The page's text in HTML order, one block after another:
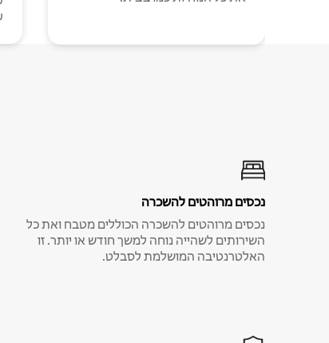
נכסים מרוהטים להשכרה
נכסים מרוהטים להשכרה הכוללים מטבח ואת כל
השירותים לשהייה נוחה למשך חודש או יותר. זו
האלטרנטיבה המושלמת לסבלט.